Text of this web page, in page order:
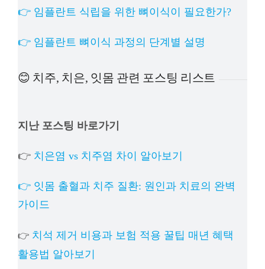
👉 임플란트 식립을 위한 뼈이식이 필요한가?
👉 임플란트 뼈이식 과정의 단계별 설명
😊 치주, 치은, 잇몸 관련 포스팅 리스트
지난 포스팅 바로가기
👉 치은염 vs 치주염 차이 알아보기
👉 잇몸 출혈과 치주 질환: 원인과 치료의 완벽
가이드
👉 치석 제거 비용과 보험 적용 꿀팁 매년 혜택
활용법 알아보기